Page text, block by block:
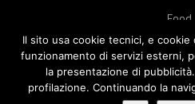
Food
Green
Pets
Il sito usa cookie tecnici, e
funzionamento di servizi esterni,
la presentazione di
profilazione. Continuando la